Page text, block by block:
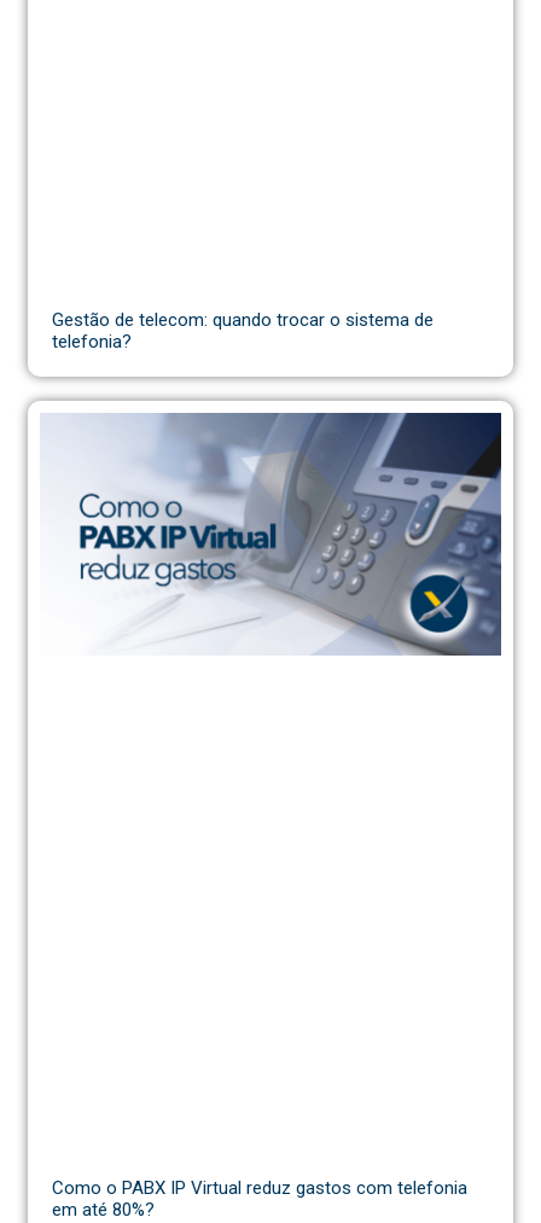
Gestão de telecom: quando trocar o sistema de
telefonia?
Como o PABX IP Virtual reduz gastos com telefonia
em até 80%?